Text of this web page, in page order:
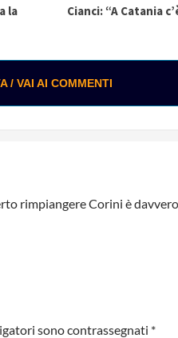
la
Cianci: “A Catania
/ VAI AI COMMENTI
rimpiangere Corini è
sono contrassegnati *